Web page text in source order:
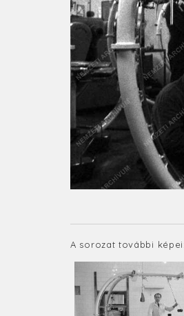
A sorozat további képei: